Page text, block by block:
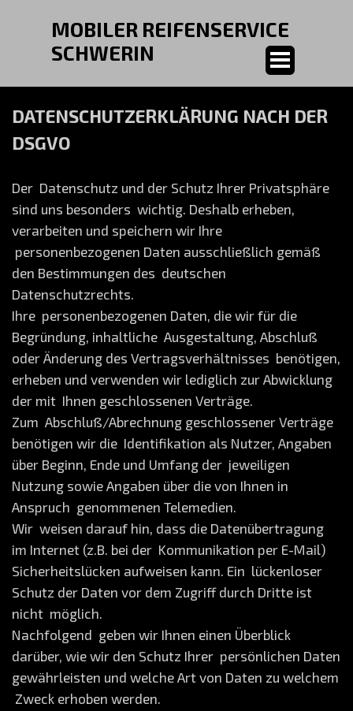
MOBILER REIFENSERVICE
SCHWERIN
DATENSCHUTZERKLÄRUNG NACH DER
DSGVO
Der Datenschutz und der Schutz Ihrer Privatsphäre
sind uns besonders wichtig. Deshalb erheben,
verarbeiten und speichern wir Ihre
personenbezogenen Daten ausschließlich gemäß
den Bestimmungen des deutschen
Datenschutzrechts.
Ihre personenbezogenen Daten, die wir für die
Begründung, inhaltliche Ausgestaltung, Abschluß
oder Änderung des Vertragsverhältnisses benötigen,
erheben und verwenden wir lediglich zur Abwicklung
der mit Ihnen geschlossenen Verträge.
Zum Abschluß/Abrechnung geschlossener Verträge
benötigen wir die Identifikation als Nutzer, Angaben
über Beginn, Ende und Umfang der jeweiligen
Nutzung sowie Angaben über die von Ihnen in
Anspruch genommenen Telemedien.
Wir weisen darauf hin, dass die Datenübertragung
im Internet (z.B. bei der Kommunikation per E-Mail)
Sicherheitslücken aufweisen kann. Ein lückenloser
Schutz der Daten vor dem Zugriff durch Dritte ist
nicht möglich.
Nachfolgend geben wir Ihnen einen Überblick
darüber, wie wir den Schutz Ihrer persönlichen Daten
gewährleisten und welche Art von Daten zu welchem
Zweck erhoben werden.